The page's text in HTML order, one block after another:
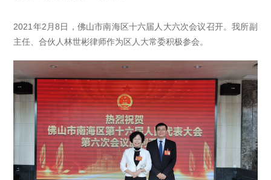
2021年2月8日，佛山市南海区十六届人大六次会议召开。我所副
主任、合伙人林世彬律师作为区人大常委积极参会。